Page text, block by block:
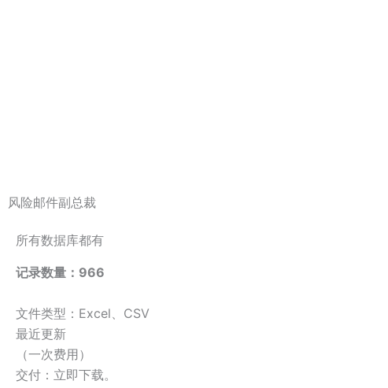
风险邮件副总裁
所有数据库都有
记录数量：966
文件类型：Excel、CSV
最近更新
（一次费用）
交付：立即下载。